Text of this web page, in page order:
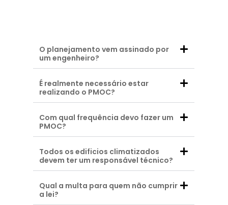
O planejamento vem assinado por
um engenheiro?
É realmente necessário estar
realizando o PMOC?
Com qual frequência devo fazer um
PMOC?
Todos os edificios climatizados
devem ter um responsável técnico?
Qual a multa para quem não cumprir
a lei?